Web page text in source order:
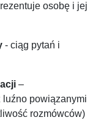
osobę i jej
- ciąg pytań i
–
powiązanymi
rozmówców)